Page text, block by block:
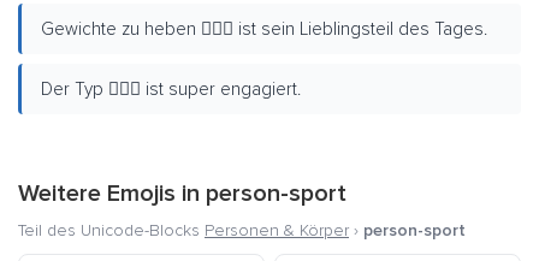
Gewichte zu heben 🏋🏽‍♂️ ist sein Lieblingsteil des Tages.
Der Typ 🏋🏽‍♂️ ist super engagiert.
Weitere Emojis in person-sport
Teil des Unicode-Blocks Personen & Körper › person-sport